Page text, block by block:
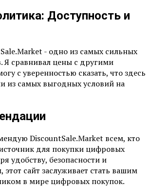
Доступность и
- одно из самых сильных
Я сравнивал цены с другими
с уверенностью сказать, что здесь
из самых выгодных условий на
DiscountSale.Market всем, кто
для покупки цифровых
удобству, безопасности и
сайт заслуживает стать вашим
в мире цифровых покупок.